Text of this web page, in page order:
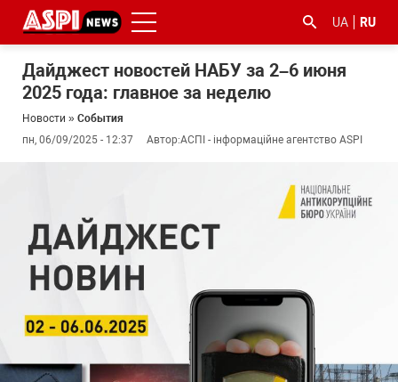
UA RU
Дайджест новостей НАБУ за 2–6 июня
2025 года: главное за неделю
Новости » События
пн, 06/09/2025 - 12:37
Автор:АСПІ - інформаційне агентство ASPI
корупцією
#коронавірус